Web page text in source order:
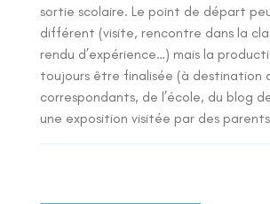
sortie scolaire. Le point de départ
différent (visite, rencontre dans la
rendu d’expérience…) mais la
toujours être finalisée (à destination
correspondants, de l’école, du blog
une exposition visitée par des